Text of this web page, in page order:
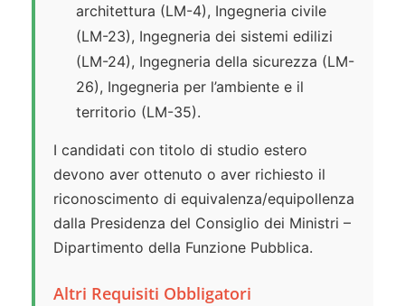
architettura (LM-4), Ingegneria civile
(LM-23), Ingegneria dei sistemi edilizi
(LM-24), Ingegneria della sicurezza (LM-
26), Ingegneria per l’ambiente e il
territorio (LM-35).
I candidati con titolo di studio estero
devono aver ottenuto o aver richiesto il
riconoscimento di equivalenza/equipollenza
dalla Presidenza del Consiglio dei Ministri –
Dipartimento della Funzione Pubblica.
Altri Requisiti Obbligatori